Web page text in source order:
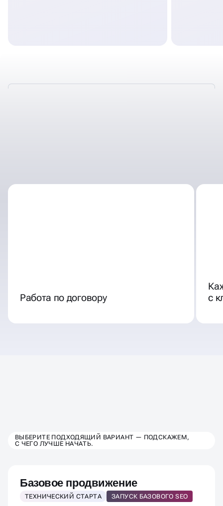
Работа по договору
с
ТАРИФЫ ПРОДВИЖЕНИЯ
СТОМАТОЛОГИЧЕСКОГО
ВЫБЕРИТЕ ПОДХОДЯЩИЙ ВАРИАНТ — ПОДСКАЖЕМ,
С ЧЕГО ЛУЧШЕ НАЧАТЬ.
Базовое продвижение
ТЕХНИЧЕСКИЙ СТАРТА ЗАПУСК БАЗОВОГО SEO